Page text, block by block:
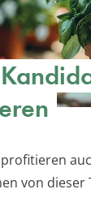
von dieser